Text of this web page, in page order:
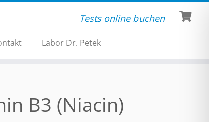
Tests online buchen
Labor Dr. Petek
B3 (Niacin)